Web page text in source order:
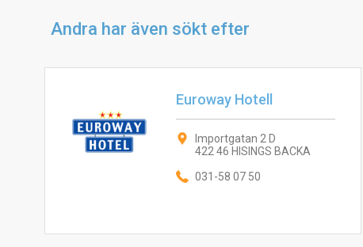
Andra har även sökt efter
Euroway Hotell
Importgatan 2 D
422 46 HISINGS BACKA
031-58 07 50